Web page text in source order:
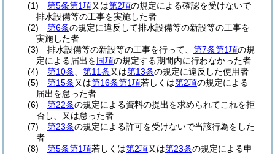
(1)
第5条第1項又は第2項の規定による確認を受けないで
排水設備等の工事を実施した者
(2)
第6条の規定に違反して排水設備等の新設等の工事を
実施した者
(3)
排水設備等の新設等の工事を行って、 第7条第1項の規
定による届出を同項の規定する期間内に行わなかった者
(4)
第10条 第11条又は第13条の規定に違反した使用者
(5)
第15条又は第16条第1項若しくは第2項の規定による
届出を怠った者
(6)
第22条の規定による資料の提出を求められてこれを拒
否し、又は怠った者
(7)
第23条の規定による許可を受けないで当該行為をした
者
(8)
第5条第1項若しくは第2項又は第23条の規定による申